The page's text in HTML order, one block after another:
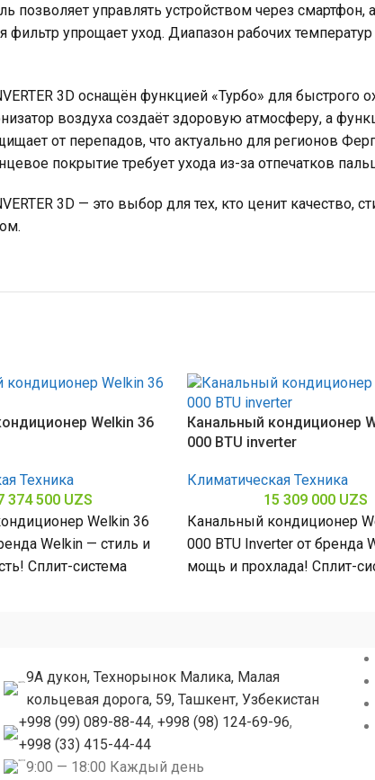
позволяет управлять устройством через
упрощает уход. Диапазон рабочих температур
3D оснащён функцией «Турбо» для
воздуха создаёт здоровую атмосферу, а
от перепадов, что актуально для регионов
покрытие требует ухода из-за отпечатков
3D — это выбор для тех, кто ценит качество,
Welkin 36
Техника
374 500 UZS
Welkin 36
Welkin — стиль и
Сплит-система
Канальный кондиционер
000 BTU inverter
Климатическая Техника
15 309 000 UZS
Канальный кондиционер
000 BTU Inverter от бренда
мощь и прохлада! Сплит-
9А дукон, Технорынок Малика, Малая
кольцевая дорога, 59, Ташкент, Узбекистан
+998 (99) 089-88-44,+998 (98) 124-69-96,
+998 (33) 415-44-44
9:00 — 18:00 Каждый день